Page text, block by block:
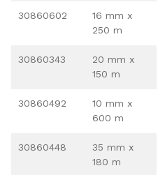
30860602
16 mm x
250 m
30860343
20 mm x
150 m
30860492
10 mm x
600 m
30860448
35 mm x
180 m